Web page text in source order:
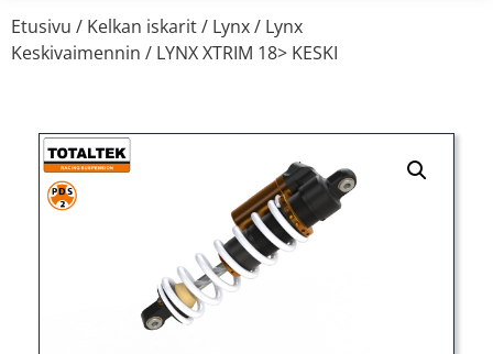
Etusivu / Kelkan iskarit/ Lynx/ Lynx
Keskivaimennin / LYNX XTRIM 18> KESKI